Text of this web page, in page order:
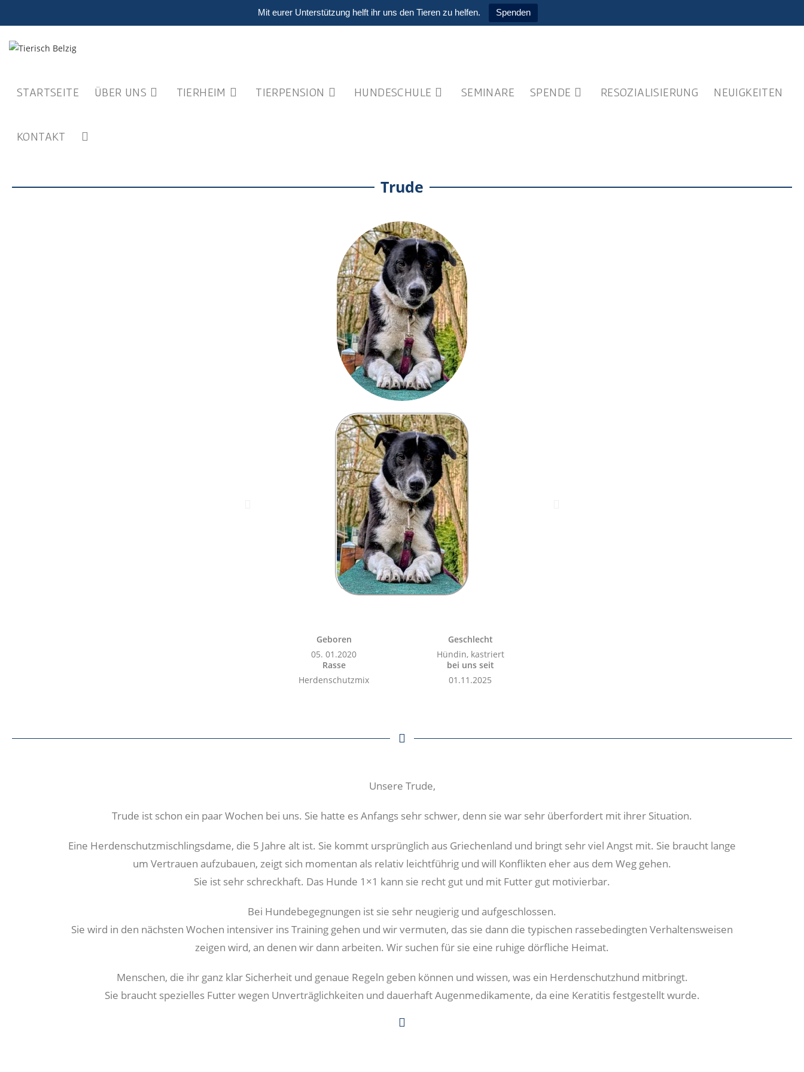
Mit eurer Unterstützung helft ihr uns den Tieren zu helfen. Spenden
STARTSEITE ÜBER UNS TIERHEIM TIERPENSION HUNDESCHULE SEMINARE SPENDE RESOZIALISIERUNG NEUIGKEITEN
KONTAKT
Trude
Geboren
05. 01.2020
Rasse
Herdenschutzmix
Geschlecht
Hündin, kastriert
bei uns seit
01.11.2025
Unsere Trude,
Trude ist schon ein paar Wochen bei uns. Sie hatte es Anfangs sehr schwer, denn sie war sehr überfordert mit ihrer Situation.
Eine Herdenschutzmischlingsdame, die 5 Jahre alt ist. Sie kommt ursprünglich aus Griechenland und bringt sehr viel Angst mit. Sie braucht lange
um Vertrauen aufzubauen, zeigt sich momentan als relativ leichtführig und will Konflikten eher aus dem Weg gehen.
Sie ist sehr schreckhaft. Das Hunde 1×1 kann sie recht gut und mit Futter gut motivierbar.
Bei Hundebegegnungen ist sie sehr neugierig und aufgeschlossen.
Sie wird in den nächsten Wochen intensiver ins Training gehen und wir vermuten, das sie dann die typischen rassebedingten Verhaltensweisen
zeigen wird, an denen wir dann arbeiten. Wir suchen für sie eine ruhige dörfliche Heimat.
Menschen, die ihr ganz klar Sicherheit und genaue Regeln geben können und wissen, was ein Herdenschutzhund mitbringt.
Sie braucht spezielles Futter wegen Unverträglichkeiten und dauerhaft Augenmedikamente, da eine Keratitis festgestellt wurde.